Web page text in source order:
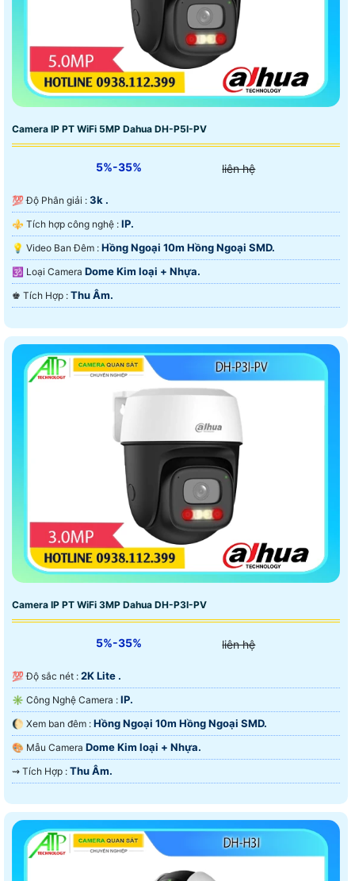
Camera IP PT WiFi 5MP Dahua DH-P5I-PV
5%-35% liên hệ
💯 Độ Phân giải : 3k .
⚜️ Tích hợp công nghệ : IP.
💡 Video Ban Đêm : Hồng Ngoại 10m Hồng Ngoại SMD.
🕉️ Loại Camera Dome Kim loại + Nhựa.
️♚ Tích Hợp : Thu Âm.
Camera IP PT WiFi 3MP Dahua DH-P3I-PV
5%-35% liên hệ
💯 Độ sắc nét : 2K Lite .
✳️ Công Nghệ Camera : IP.
🌔 Xem ban đêm : Hồng Ngoại 10m Hồng Ngoại SMD.
🎨 Mẫu Camera Dome Kim loại + Nhựa.
️⇝ Tích Hợp : Thu Âm.